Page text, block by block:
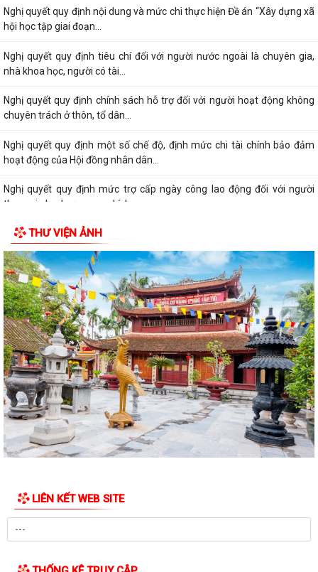
Nghị quyết quy định nội dung và mức chi thực hiện Đề án “Xây dựng xã
hội học tập giai đoạn...
Nghị quyết quy định tiêu chí đối với người nước ngoài là chuyên gia,
nhà khoa học, người có tài...
Nghị quyết quy định chính sách hỗ trợ đối với người hoạt động không
chuyên trách ở thôn, tổ dân...
Nghị quyết quy định một số chế độ, định mức chi tài chính bảo đảm
hoạt động của Hội đồng nhân dân...
Nghị quyết quy định mức trợ cấp ngày công lao động đối với người
tham gia lực lượng xung kích...
THƯ VIỆN ẢNH
LIÊN KẾT WEB SITE